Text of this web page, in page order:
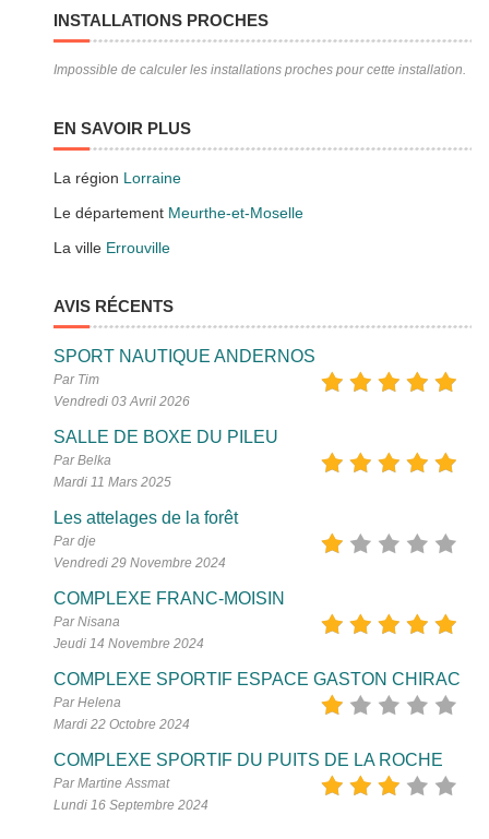
INSTALLATIONS PROCHES
Impossible de calculer les installations proches pour cette installation.
EN SAVOIR PLUS
La région Lorraine
Le département Meurthe-et-Moselle
La ville Errouville
AVIS RÉCENTS
SPORT NAUTIQUE ANDERNOS
Par Tim
Vendredi 03 Avril 2026
SALLE DE BOXE DU PILEU
Par Belka
Mardi 11 Mars 2025
Les attelages de la forêt
Par dje
Vendredi 29 Novembre 2024
COMPLEXE FRANC-MOISIN
Par Nisana
Jeudi 14 Novembre 2024
COMPLEXE SPORTIF ESPACE GASTON CHIRAC
Par Helena
Mardi 22 Octobre 2024
COMPLEXE SPORTIF DU PUITS DE LA ROCHE
Par Martine Assmat
Lundi 16 Septembre 2024